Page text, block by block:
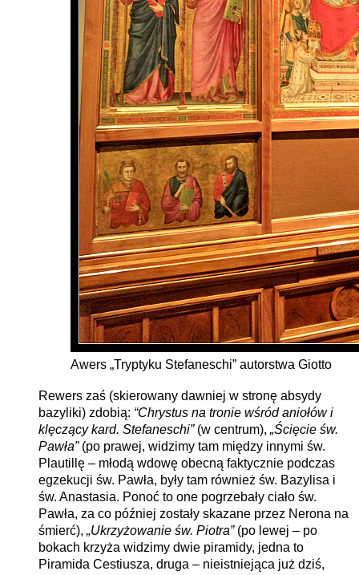
Awers „Tryptyku Stefaneschi” autorstwa Giotto
Rewers zaś (skierowany dawniej w stronę absydy
bazyliki) zdobią: “Chrystus na tronie wśród aniołów i
klęczący kard. Stefaneschi”(w centrum), „Ścięcie św.
Pawła”(po prawej, widzimy tam między innymi św.
Plautillę – młodą wdowę obecną faktycznie podczas
egzekucji św. Pawła, były tam również św. Bazylisa i
św. Anastasia. Ponoć to one pogrzebały ciało św.
Pawła, za co później zostały skazane przez Nerona na
śmierć), „Ukrzyżowanie św. Piotra”(po lewej – po
bokach krzyża widzimy dwie piramidy, jedna to
Piramida Cestiusza, druga – nieistniejąca już dziś,